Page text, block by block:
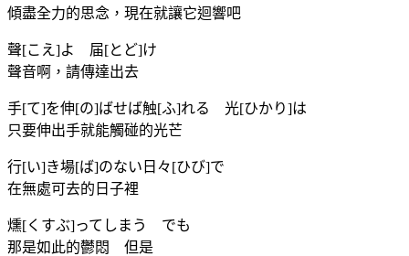
傾盡全力的思念，現在就讓它迴響吧
聲[こえ]よ 届[とど]け
聲音啊，請傳達出去
手[て]を伸[の]ばせば触[ふ]れる 光[ひかり]は
只要伸出手就能觸碰的光芒
行[い]き場[ば]のない日々[ひび]で
在無處可去的日子裡
燻[くすぶ]ってしまう でも
那是如此的鬱悶 但是